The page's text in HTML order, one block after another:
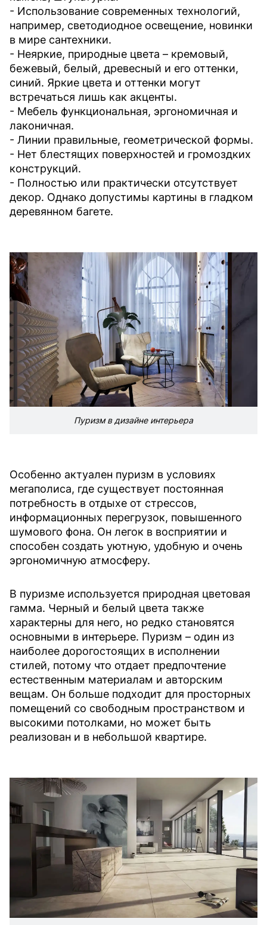
- Использование современных технологий,
например, светодиодное освещение, новинки
в мире сантехники.
- Неяркие, природные цвета – кремовый,
бежевый, белый, древесный и его оттенки,
синий. Яркие цвета и оттенки могут
встречаться лишь как акценты.
- Мебель функциональная, эргономичная и
лаконичная.
- Линии правильные, геометрической формы.
- Нет блестящих поверхностей и громоздких
конструкций.
- Полностью или практически отсутствует
декор. Однако допустимы картины в гладком
деревянном багете.
Пуризм в дизайне интерьера
Особенно актуален пуризм в условиях
мегаполиса, где существует постоянная
потребность в отдыхе от стрессов,
информационных перегрузок, повышенного
шумового фона. Он легок в восприятии и
способен создать уютную, удобную и очень
эргономичную атмосферу.
В пуризме используется природная цветовая
гамма. Черный и белый цвета также
характерны для него, но редко становятся
основными в интерьере. Пуризм – один из
наиболее дорогостоящих в исполнении
стилей, потому что отдает предпочтение
естественным материалам и авторским
вещам. Он больше подходит для просторных
помещений со свободным пространством и
высокими потолками, но может быть
реализован и в небольшой квартире.